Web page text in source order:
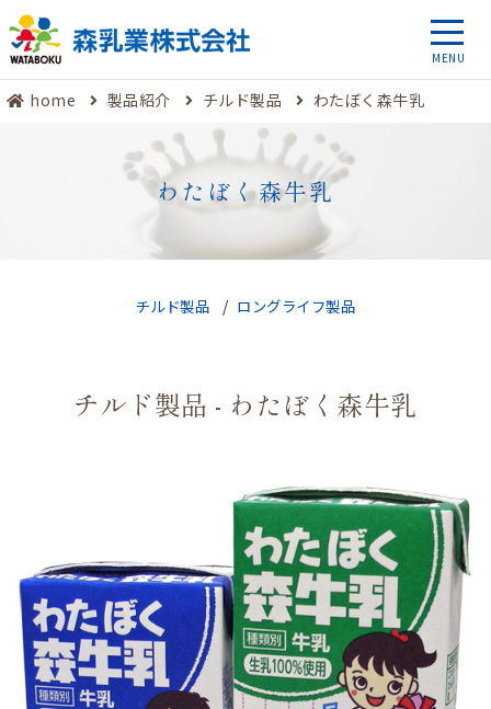
home 製品紹介 チルド製品 わたぼく森牛乳
わたぼく森牛乳
チルド製品 ロングライフ製品
チルド製品 - わたぼく森牛乳